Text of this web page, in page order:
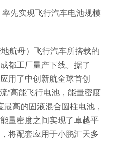
先实现飞行汽车电池规模
航母）飞行汽车所搭载的
都工厂量产下线。据了
用了中创新航全球首创
”高能飞行电池，能量密度
高的固液混合圆柱电池，
量密度之间实现了卓越平
将配套应用于小鹏汇天多